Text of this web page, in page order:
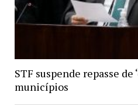
STF suspende repasse de
municípios